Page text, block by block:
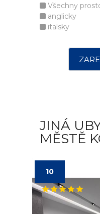
Všechny
anglicky
italsky
JINÁ
MĚSTĚ
10